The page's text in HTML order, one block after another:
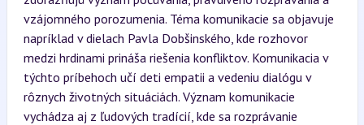
vzájomného porozumenia. Téma komunikacie sa objavuje
napríklad v dielach Pavla Dobšinského, kde rozhovor
medzi hrdinami prináša riešenia konfliktov. Komunikacia v
týchto príbehoch učí deti empatii a vedeniu dialógu v
rôznych životných situáciách. Význam komunikacie
vychádza aj z ľudových tradícií, kde sa rozprávanie